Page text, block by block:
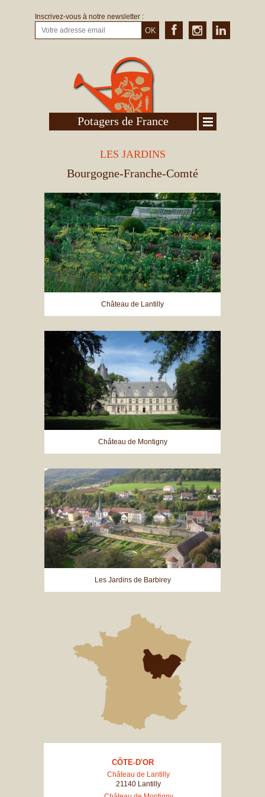
Inscrivez-vous à notre newsletter :
OK
Potagers de France
LES JARDINS
Bourgogne-Franche-Comté
Château de Lantilly
Château de Montigny
Les Jardins de Barbirey
CÔTE-D'OR
Château de Lantilly
21140 Lantilly